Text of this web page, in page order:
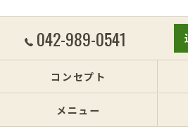
042-989-0541
コンセプト
メニュー